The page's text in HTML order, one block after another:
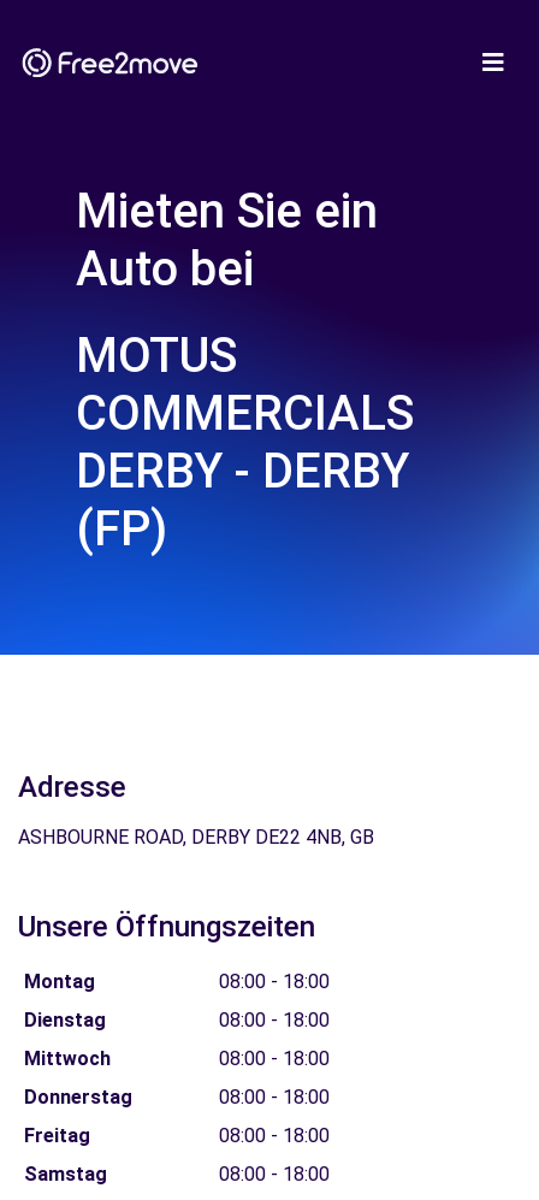
Mieten Sie ein
Auto bei
MOTUS
COMMERCIALS
DERBY - DERBY
(FP)
Adresse
ASHBOURNE ROAD, DERBY DE22 4NB, GB
Unsere Öffnungszeiten
Montag
08:00 - 18:00
Dienstag
08:00 - 18:00
Mittwoch
08:00 - 18:00
Donnerstag
08:00 - 18:00
Freitag
08:00 - 18:00
Samstag
08:00 - 18:00